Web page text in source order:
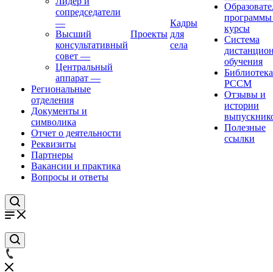
сопредседатели
—
Высший
консультативный
совет —
Центральный
аппарат —
Региональные
отделения
Документы и
символика
Отчет о деятельности
Реквизиты
Партнеры
Вакансии и практика
Вопросы и ответы
Проекты
Кадры
для
села
курсы
Система
обучения
Библиотека
РССМ
Отзывы и
истории
Полезные
ссылки